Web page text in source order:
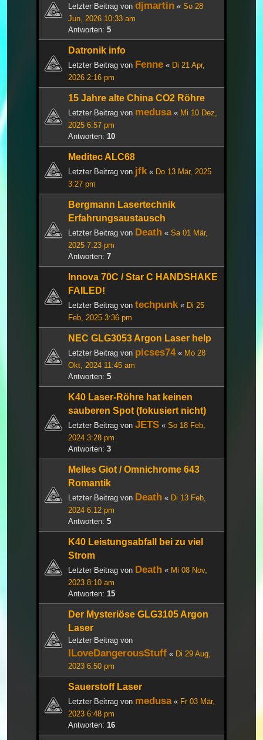
Letzter Beitrag von djmartin « So 28
Jun, 2026 10:33 am
Antworten: 5
Datronik info
Letzter Beitrag von Fenne « Di 21 Apr,
2026 2:16 pm
15 Jahre alte China CO2 Röhre
Letzter Beitrag von medusa« Mi 10 Dez,
2025 6:57 pm
Antworten: 10
Meditec ALC68
Letzter Beitrag von jfk« Do 13 Mär, 2025
3:27 pm
Bergmann Lasertechnik
Erfahrungsaustausch
Letzter Beitrag von Death « Sa 01 Mär,
2025 7:23 pm
Antworten: 7
Innova 70C / Star C HANDSHAKE
FAILED!
Letzter Beitrag von techpunk« Di 25
Feb, 2025 3:36 pm
NEC GLG3053 Argon Laser help
Letzter Beitrag von picses74« Mo 28
Okt, 2024 11:45 am
Antworten: 5
K40 Laser-Röhre hat keinen
sauberen Spot (fokusiert nicht)
Letzter Beitrag von JETS « So 18 Feb,
2024 3:28 pm
Antworten: 3
Melles Giot / Omnichrome 643
Romantik
Letzter Beitrag von Death « Di 13 Feb,
2024 6:12 pm
Antworten: 5
K40 Leistungsabfall bei zu viel
Strom
Letzter Beitrag von Death « Mi 08 Nov,
2023 8:10 am
Antworten: 15
Der Mysteriöse GLG3105 Argon
Laser
Letzter Beitrag von
ILoveDangerousStuff « Di 29 Aug,
2023 6:50 pm
Sauerstoff Laser
Letzter Beitrag von medusa« Fr 03 Mär,
2023 6:48 pm
Antworten: 16